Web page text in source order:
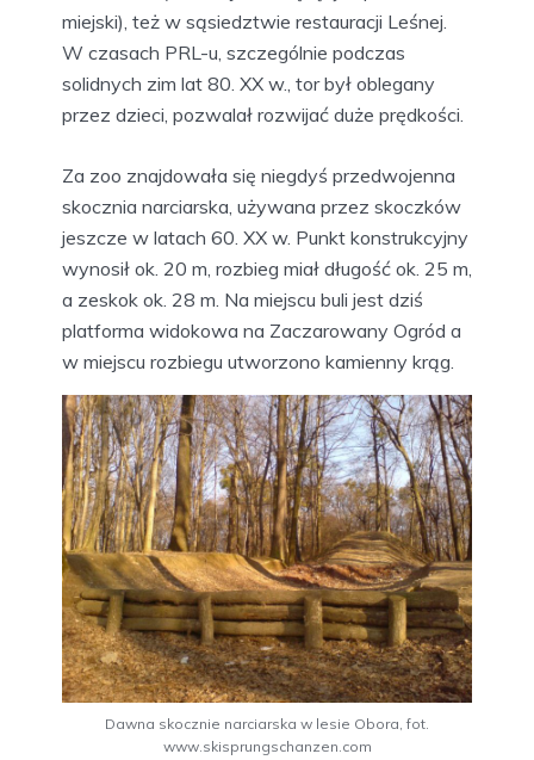
miejski), też w sąsiedztwie restauracji Leśnej.
W czasach PRL-u, szczególnie podczas
solidnych zim lat 80. XX w., tor był oblegany
przez dzieci, pozwalał rozwijać duże prędkości.
Za zoo znajdowała się niegdyś przedwojenna
skocznia narciarska, używana przez skoczków
jeszcze w latach 60. XX w. Punkt konstrukcyjny
wynosił ok. 20 m, rozbieg miał długość ok. 25 m,
a zeskok ok. 28 m. Na miejscu buli jest dziś
platforma widokowa na Zaczarowany Ogród a
w miejscu rozbiegu utworzono kamienny krąg.
Dawna skocznie narciarska w lesie Obora, fot.
www.skisprungschanzen.com